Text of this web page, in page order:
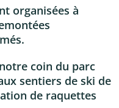
organisées à
coin du parc
sentiers de ski de
de raquettes